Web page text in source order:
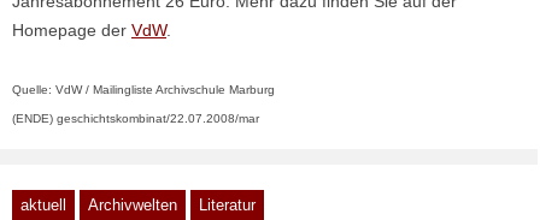
Homepage der VdW.
Quelle: VdW / Mailingliste Archivschule Marburg
(ENDE) geschichtskombinat/22.07.2008/mar
aktuell Archivwelten Literatur